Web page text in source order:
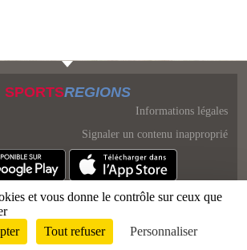
SPORTSREGIONS
Informations légales
Signaler un contenu inapproprié
Connexion
et vous donne le contrôle sur ceux que
Tout refuser Personnaliser